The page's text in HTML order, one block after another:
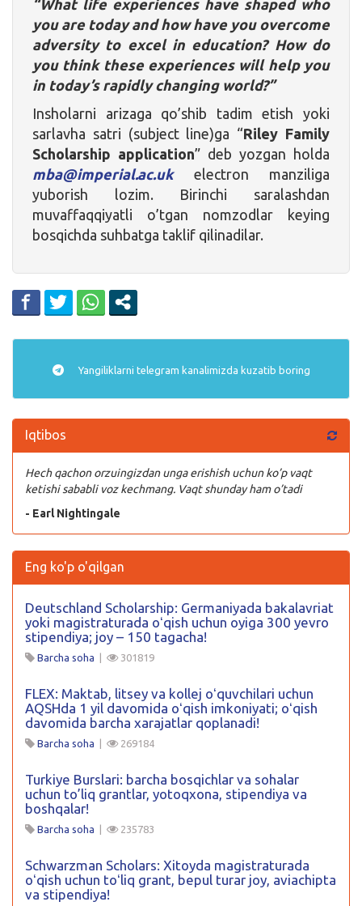
“What life experiences have shaped who
you are today and how have you overcome
adversity to excel in education? How do
you think these experiences will help you
in today’s rapidly changing world?”
Insholarni arizaga qo’shib tadim etish yoki
sarlavha satri (subject line)ga “Riley Family
Scholarship application” deb yozgan holda
mba@imperial.ac.ukelectron manziliga
yuborish lozim. Birinchi saralashdan
muvaffaqqiyatli o’tgan nomzodlar keying
bosqichda suhbatga taklif qilinadilar.
Yangiliklarni telegram kanalimizda kuzatib boring
Iqtibos
Hech qachon orzuingizdan unga erishish uchun ko’p vaqt
ketishi sababli voz kechmang. Vaqt shunday ham o’tadi
- Earl Nightingale
Eng ko'p o'qilgan
Deutschland Scholarship: Germaniyada bakalavriat
yoki magistraturada oʻqish uchun oyiga 300 yevro
stipendiya; joy – 150 tagacha!
Barcha soha | 301819
FLEX: Maktab, litsey va kollej oʻquvchilari uchun
AQSHda 1 yil davomida oʻqish imkoniyati; oʻqish
davomida barcha xarajatlar qoplanadi!
Barcha soha | 269184
Turkiye Burslari: barcha bosqichlar va sohalar
uchun to’liq grantlar, yotoqxona, stipendiya va
boshqalar!
Barcha soha | 235783
Schwarzman Scholars: Xitoyda magistraturada
oʻqish uchun toʻliq grant, bepul turar joy, aviachipta
va stipendiya!